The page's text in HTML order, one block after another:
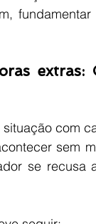
extras:
com
sem
se recusa